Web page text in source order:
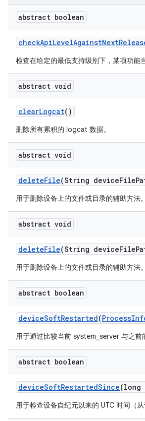
abstract boolean
checkApiLevelAgainstNext
检查在给定的最低支持级别下，某项功能
abstract void
clearLogcat()
删除所有累积的 logcat 数据。
abstract void
deleteFile(String deviceFile
用于删除设备上的文件或目录的辅助方法。
abstract void
deleteFile(String deviceFile
用于删除设备上的文件或目录的辅助方法。
abstract boolean
deviceSoftRestarted(Process
用于通过比较当前 system_server 与之
abstract boolean
deviceSoftRestartedSince(long
用于检查设备自纪元以来的 UTC 时间（